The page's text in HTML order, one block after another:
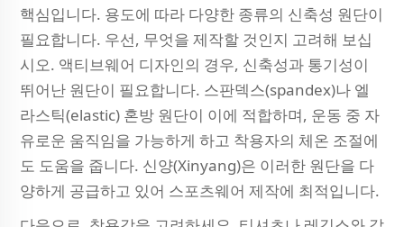
핵심입니다. 용도에 따라 다양한 종류의 신축성 원단이
필요합니다. 우선, 무엇을 제작할 것인지 고려해 보십
시오. 액티브웨어 디자인의 경우, 신축성과 통기성이
뛰어난 원단이 필요합니다. 스판덱스(spandex)나 엘
라스틱(elastic) 혼방 원단이 이에 적합하며, 운동 중 자
유로운 움직임을 가능하게 하고 착용자의 체온 조절에
도 도움을 줍니다. 신양(Xinyang)은 이러한 원단을 다
양하게 공급하고 있어 스포츠웨어 제작에 최적입니다.